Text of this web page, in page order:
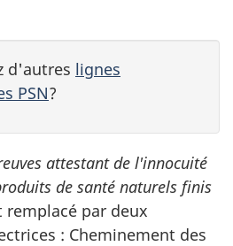
d'autres lignes
PSN?
attestant de l'innocuité
de santé naturels finis
remplacé par deux
: Cheminement des